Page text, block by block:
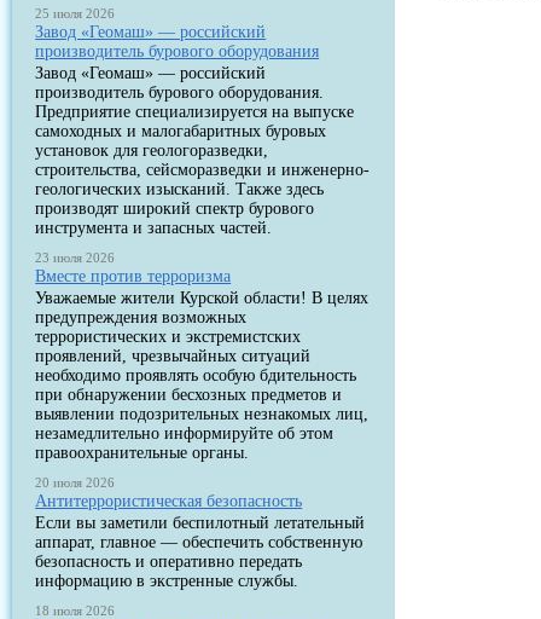
25 июля 2026
Завод «Геомаш» — российский
производитель бурового оборудования
Завод «Геомаш» — российский
производитель бурового оборудования.
Предприятие специализируется на выпуске
самоходных и малогабаритных буровых
установок для геологоразведки,
строительства, сейсморазведки и инженерно-
геологических изысканий. Также здесь
производят широкий спектр бурового
инструмента и запасных частей.
23 июля 2026
Вместе против терроризма
Уважаемые жители Курской области! В целях
предупреждения возможных
террористических и экстремистских
проявлений, чрезвычайных ситуаций
необходимо проявлять особую бдительность
при обнаружении бесхозных предметов и
выявлении подозрительных незнакомых лиц,
незамедлительно информируйте об этом
правоохранительные органы.
20 июля 2026
Антитеррористическая безопасность
Если вы заметили беспилотный летательный
аппарат, главное — обеспечить собственную
безопасность и оперативно передать
информацию в экстренные службы.
18 июля 2026